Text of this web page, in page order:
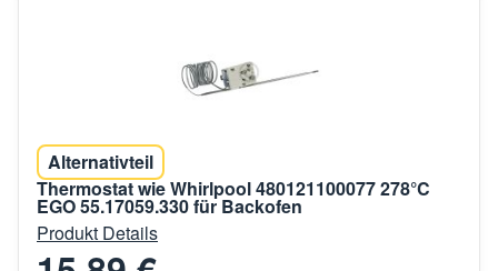
Alternativteil
Thermostat wie Whirlpool 480121100077 278°C
EGO 55.17059.330 für Backofen
Produkt Details